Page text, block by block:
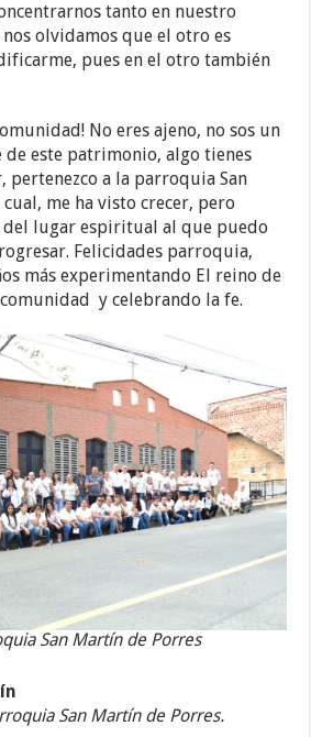
tanto en nuestro
olvidamos que el otro es
pues en el otro también
No eres ajeno, no sos un
de este patrimonio, algo tienes
pertenezco a la parroquia San
me ha visto crecer, pero
lugar espiritual al que puedo
Felicidades parroquia,
más experimentando El reino de
y celebrando la fe.
San Martín de Porres
San Martín de Porres.